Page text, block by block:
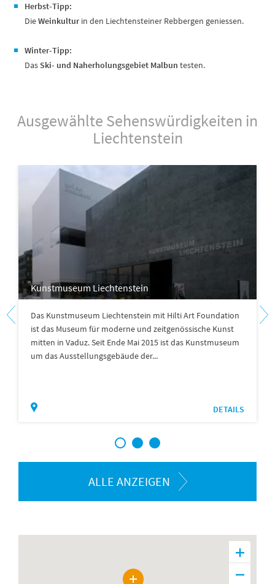
Herbst-Tipp:
DieWeinkultur in den Liechtensteiner Rebbergen geniessen.
Winter-Tipp:
Das Ski- und Naherholungsgebiet Malbun testen.
Ausgewählte Sehenswürdigkeiten in
Liechtenstein
Kunstmuseum Liechtenstein
Das Kunstmuseum Liechtenstein mit Hilti Art Foundation
ist das Museum für moderne und zeitgenössische Kunst
mitten in Vaduz. Seit Ende Mai 2015 ist das Kunstmuseum
um das Ausstellungsgebäude der...
DETAILS
1
ALLE ANZEIGEN